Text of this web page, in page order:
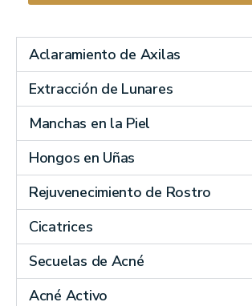
Aclaramiento de Axilas
Extracción de Lunares
Manchas en la Piel
Hongos en Uñas
Rejuvenecimiento de Rostro
Cicatrices
Secuelas de Acné
Acné Activo